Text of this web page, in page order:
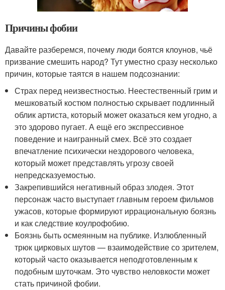
Причины фобии
Давайте разберемся, почему люди боятся клоунов, чьё
призвание смешить народ? Тут уместно сразу несколько
причин, которые таятся в нашем подсознании:
Страх перед неизвестностью. Неестественный грим и
мешковатый костюм полностью скрывает подлинный
облик артиста, который может оказаться кем угодно, а
это здорово пугает. А ещё его экспрессивное
поведение и наигранный смех. Всё это создает
впечатление психически нездорового человека,
который может представлять угрозу своей
непредсказуемостью.
Закрепившийся негативный образ злодея. Этот
персонаж часто выступает главным героем фильмов
ужасов, которые формируют иррациональную боязнь
и как следствие коулрофобию.
Боязнь быть осмеянным на публике. Излюбленный
трюк цирковых шутов — взаимодействие со зрителем,
который часто оказывается неподготовленным к
подобным шуточкам. Это чувство неловкости может
стать причиной фобии.